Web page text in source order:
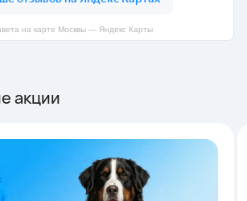
на карте Москвы — Яндекс Карты
акции